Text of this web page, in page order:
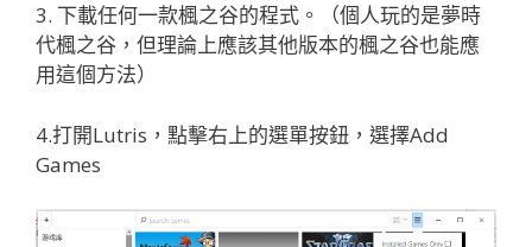
3. 下載任何一款楓之谷的程式。（個人玩的是夢時
代楓之谷，但理論上應該其他版本的楓之谷也能應
用這個方法）
4.打開Lutris，點擊右上的選單按鈕，選擇Add
Games